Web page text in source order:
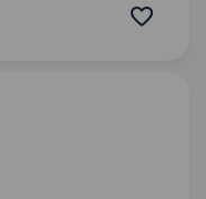
молодих